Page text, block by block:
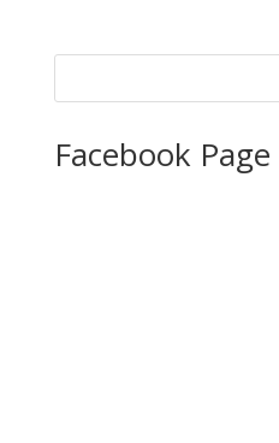
Facebook Page